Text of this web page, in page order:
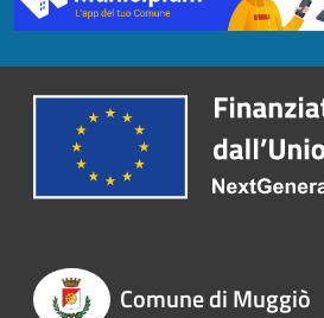
Comune di Muggiò